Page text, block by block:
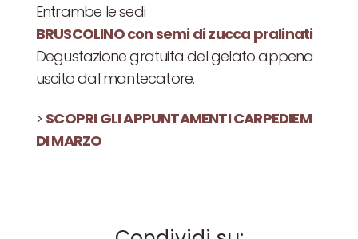
Entrambe le sedi
BRUSCOLINO con semi di zucca pralinati
Degustazione gratuita del gelato appena
uscito dal mantecatore.
> SCOPRI GLI APPUNTAMENTI CARPEDIEM
DI MARZO